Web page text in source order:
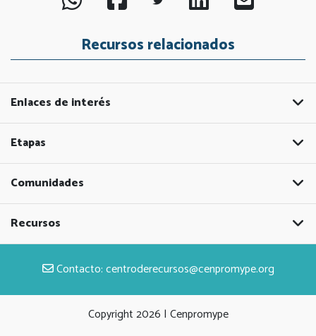
Recursos relacionados
Enlaces de interés
Etapas
Comunidades
Recursos
Contacto:centroderecursos@cenpromype.org
Copyright2026 | Cenpromype